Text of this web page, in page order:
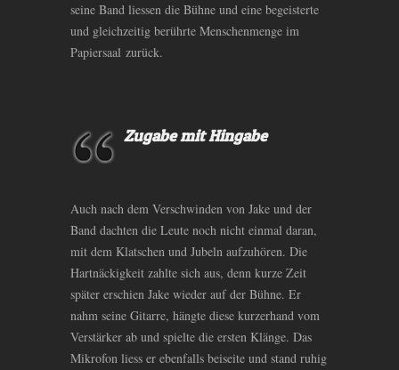
seine Band liessen die Bühne und eine begeisterte
und gleichzeitig berührte Menschenmenge im
Papiersaal zurück.
Zugabe mit Hingabe
Auch nach dem Verschwinden von Jake und der
Band dachten die Leute noch nicht einmal daran,
mit dem Klatschen und Jubeln aufzuhören. Die
Hartnäckigkeit zahlte sich aus, denn kurze Zeit
später erschien Jake wieder auf der Bühne. Er
nahm seine Gitarre, hängte diese kurzerhand vom
Verstärker ab und spielte die ersten Klänge. Das
Mikrofon liess er ebenfalls beiseite und stand ruhig